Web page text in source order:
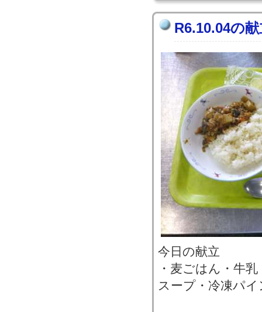
R6.10.04の
今日の献立
・麦ごはん・牛
スープ・冷凍パイ